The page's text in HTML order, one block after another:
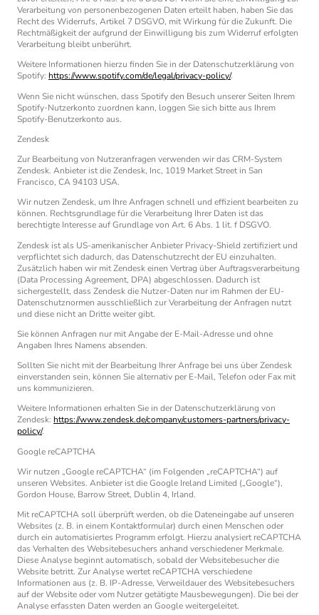
Verarbeitung von personenbezogenen Daten erteilt haben, haben Sie das
Recht des Widerrufs, Artikel 7 DSGVO, mit Wirkung für die Zukunft. Die
Rechtmäßigkeit der aufgrund der Einwilligung bis zum Widerruf erfolgten
Verarbeitung bleibt unberührt.
Weitere Informationen hierzu finden Sie in der Datenschutzerklärung von
Spotify: https://www.spotify.com/de/legal/privacy-policy/.
Wenn Sie nicht wünschen, dass Spotify den Besuch unserer Seiten Ihrem
Spotify-Nutzerkonto zuordnen kann, loggen Sie sich bitte aus Ihrem
Spotify-Benutzerkonto aus.
Zendesk
Zur Bearbeitung von Nutzeranfragen verwenden wir das CRM-System
Zendesk. Anbieter ist die Zendesk, Inc, 1019 Market Street in San
Francisco, CA 94103 USA.
Wir nutzen Zendesk, um Ihre Anfragen schnell und effizient bearbeiten zu
können. Rechtsgrundlage für die Verarbeitung Ihrer Daten ist das
berechtigte Interesse auf Grundlage von Art. 6 Abs. 1 lit. f DSGVO.
Zendesk ist als US-amerikanischer Anbieter Privacy-Shield zertifiziert und
verpflichtet sich dadurch, das Datenschutzrecht der EU einzuhalten.
Zusätzlich haben wir mit Zendesk einen Vertrag über Auftragsverarbeitung
(Data Processing Agreement, DPA) abgeschlossen. Dadurch ist
sichergestellt, dass Zendesk die Nutzer-Daten nur im Rahmen der EU-
Datenschutznormen ausschließlich zur Verarbeitung der Anfragen nutzt
und diese nicht an Dritte weiter gibt.
Sie können Anfragen nur mit Angabe der E-Mail-Adresse und ohne
Angaben Ihres Namens absenden.
Sollten Sie nicht mit der Bearbeitung Ihrer Anfrage bei uns über Zendesk
einverstanden sein, können Sie alternativ per E-Mail, Telefon oder Fax mit
uns kommunizieren.
Weitere Informationen erhalten Sie in der Datenschutzerklärung von
Zendesk: https://www.zendesk.de/company/customers-partners/privacy-
policy/.
Google reCAPTCHA
Wir nutzen „Google reCAPTCHA“ (im Folgenden „reCAPTCHA“) auf
unseren Websites. Anbieter ist die Google Ireland Limited („Google“),
Gordon House, Barrow Street, Dublin 4, Irland.
Mit reCAPTCHA soll überprüft werden, ob die Dateneingabe auf unseren
Websites (z. B. in einem Kontaktformular) durch einen Menschen oder
durch ein automatisiertes Programm erfolgt. Hierzu analysiert reCAPTCHA
das Verhalten des Websitebesuchers anhand verschiedener Merkmale.
Diese Analyse beginnt automatisch, sobald der Websitebesucher die
Website betritt. Zur Analyse wertet reCAPTCHA verschiedene
Informationen aus (z. B. IP-Adresse, Verweildauer des Websitebesuchers
auf der Website oder vom Nutzer getätigte Mausbewegungen). Die bei der
Analyse erfassten Daten werden an Google weitergeleitet.